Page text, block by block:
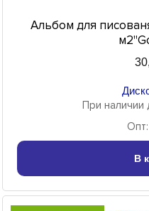
Альбом для
При наличии
В